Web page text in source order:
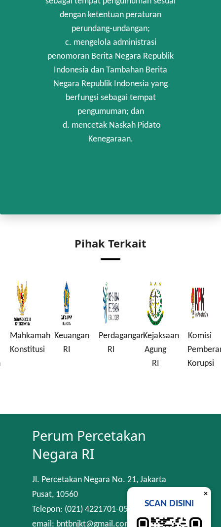
dengan ketentuan peraturan
perundang-undangan;
c. mengelola administrasi
penomoran Berita Negara Republik
Indonesia dan Tambahan Berita
Negara Republik Indonesia yang
berfungsi sebagai tempat
pengumuman; dan
d. mencetak Naskah Pidato
Kenegaraan.
Pihak Terkait
Mahkamah
Konstitusi
Keuangan
RI
Perdagangan
RI
Kejaksaan
Agung
RI
Komisi
Korupsi
Perum Percetakan
Negara RI
Jl. Percetakan Negara No. 21, Jakarta
Pusat, 10560
Telepon: (021) 4221701-05
email: bntbnjkt@gmail.com
×
SCAN DISINI